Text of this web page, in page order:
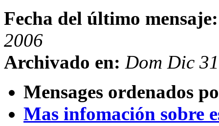
Fecha del último mensaje:
2006
Archivado en: Dom Dic
Mensages ordenados
Mas infomación sobre